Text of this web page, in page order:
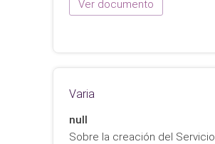
Ver documento
Varia
null
Sobre la creación del Servicio